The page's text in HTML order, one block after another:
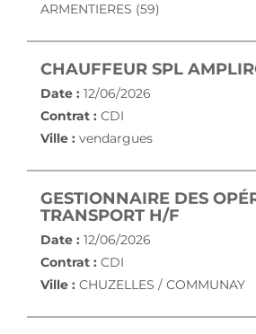
ARMENTIERES (59)
CHAUFFEUR SPL
Date : 12/06/2026
Contrat : CDI
Ville : vendargues
GESTIONNAIRE DES
TRANSPORT H/F
Date : 12/06/2026
Contrat : CDI
Ville : CHUZELLES / COMMUNAY